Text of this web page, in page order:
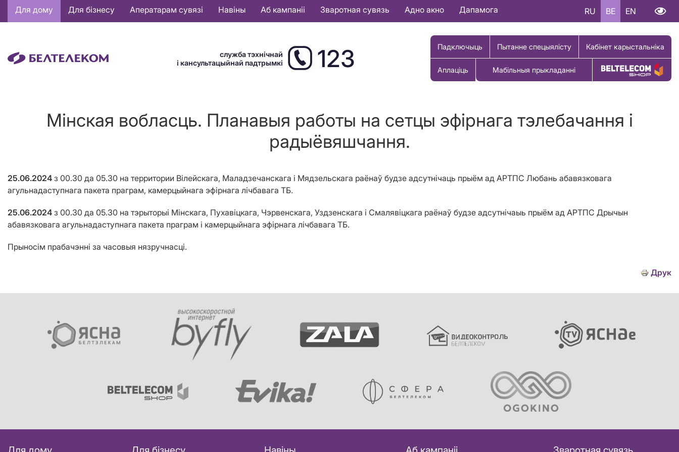
Основная
навигация
Для дому Для бізнесу Аператарам сувязі Навіны Аб кампаніі Зваротная сувязь Адно акно Дапамога RU BE EN
служба тэхнічнай
і кансультацыйнай падтрымкі
123 Падключыць Пытанне спецыялісту Кабінет карыстальніка
Аплаціць Мабільныя прыкладанні Купіць тавар
Мінская вобласць. Планавыя работы на сетцы эфірнага тэлебачання і
радыёвяшчання.
25.06.2024 з 00.30 да 05.30 на территории Вілейскага, Маладзечанскага і Мядзельскага раёнаў будзе адсутнічаць прыём ад АРТПС Любань абавязковага
агульнадаступнага пакета праграм, камерцыйнага эфірнага лічбавага ТБ.
25.06.2024 з 00.30 да 05.30 на тэрыторыі Мінскага, Пухавіцкага, Чэрвенскага, Уздзенскага і Смалявіцкага раёнаў будзе адсутнічаыь прыём ад АРТПС Дрычын
абавязковага агульнадаступнага пакета праграм і камерцыйнага эфірнага лічбавага ТБ.
Прыносім прабачэнні за часовыя нязручнасці.
Друк